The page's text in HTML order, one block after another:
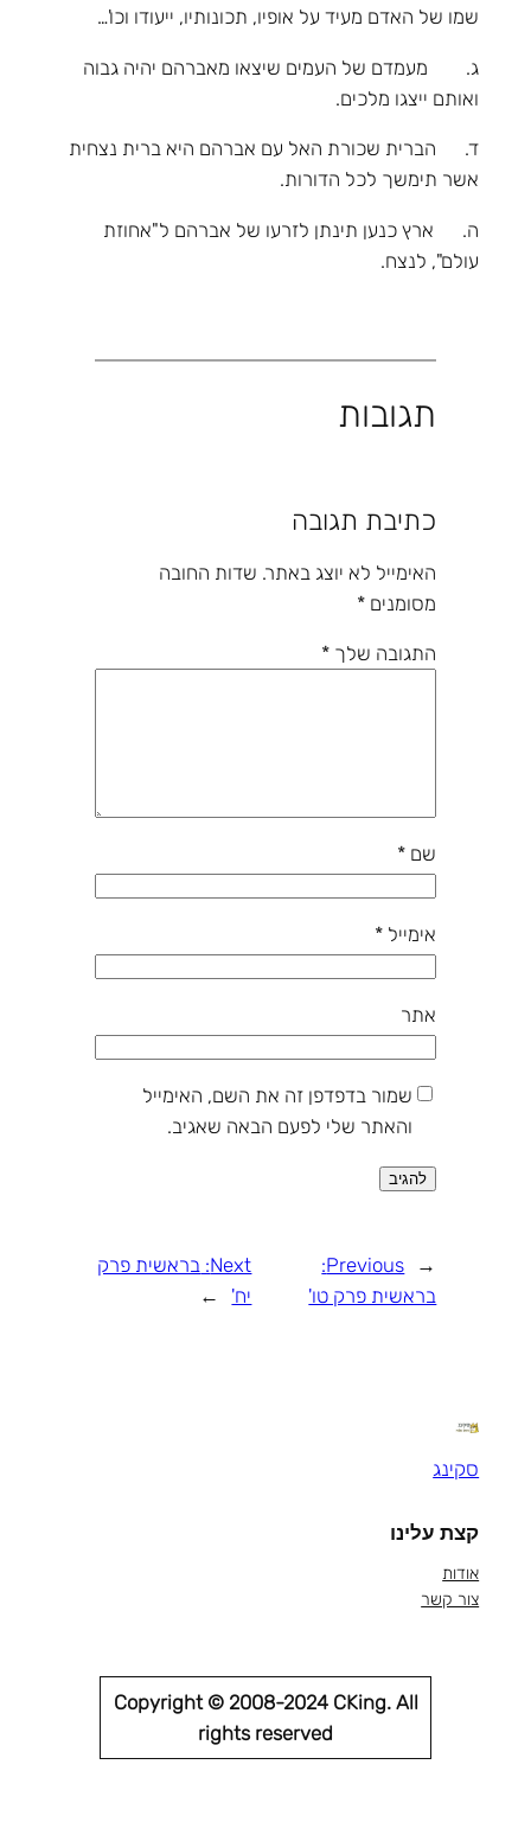
שמו של האדם מעיד על אופיו, תכונותיו, ייעודו וכו'…
ג. מעמדם של העמים שיצאו מאברהם יהיה גבוה
ואותם ייצגו מלכים.
ד. הברית שכורת האל עם אברהם היא ברית נצחית
אשר תימשך לכל הדורות.
ה. ארץ כנען תינתן לזרעו של אברהם ל"אחוזת
עולם", לנצח.
תגובות
כתיבת תגובה
האימייל לא יוצג באתר. שדות החובה
מסומנים *
התגובה שלך *
שם *
אימייל *
אתר
שמור בדפדפן זה את השם, האימייל
והאתר שלי לפעם הבאה שאגיב.
←
Previous:
בראשית פרק טו'
Next: בראשית פרק
יח'
→
סקינג
קצת עלינו
אודות
צור קשר
Copyright © 2008-2024 CKing. All
rights reserved